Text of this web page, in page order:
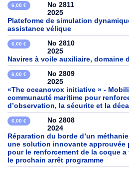
6,00 €
No 2811
2025
Plateforme de simulation
assistance vélique
6,00 €
No 2810
2025
Navires à voile auxiliaire, domaine
6,00 €
No 2809
2025
«The oceanovox initiative » -
communauté maritime pour
d’observation, la sécurite et la
6,00 €
No 2808
2024
Réparation du borde d’un
une solution innovante approuvée
pour le renforcement de la coque
le prochain arrêt programme